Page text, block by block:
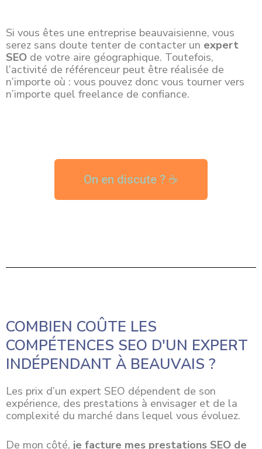
Si vous êtes une entreprise beauvaisienne, vous
serez sans doute tenter de contacter un expert
SEO de votre aire géographique. Toutefois,
l’activité de référenceur peut être réalisée de
n’importe où : vous pouvez donc vous tourner vers
n’importe quel freelance de confiance.
On en discute ? ☕
COMBIEN COÛTE LES
COMPÉTENCES SEO D'UN EXPERT
INDÉPENDANT À BEAUVAIS ?
Les prix d’un expert SEO dépendent de son
expérience, des prestations à envisager et de la
complexité du marché dans lequel vous évoluez.
De mon côté, je facture mes prestations SEO de